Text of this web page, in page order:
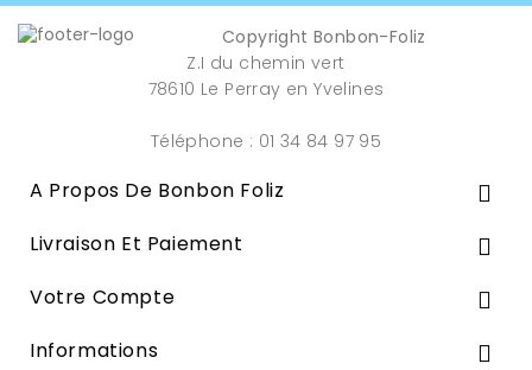
Copyright Bonbon-Foliz
Z.I du chemin vert
78610 Le Perray en Yvelines
Téléphone : 01 34 84 97 95
A Propos De Bonbon Foliz 
Livraison Et Paiement 
Votre Compte 
Informations 